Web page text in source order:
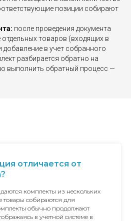
позиции собирают
после проведения документа
товаров (входящих в
добавление в учет собранного
разбирается обратно на
выполнить обратный процесс —
отличается от
комплекты из нескольких
товары собираются для
обычно продолжают
в учетной системе в